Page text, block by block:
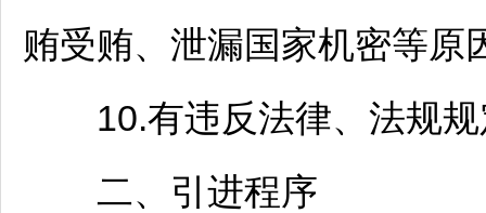
贿受贿、泄漏国家机密等原
10.有违反法律、法规规
二、引进程序